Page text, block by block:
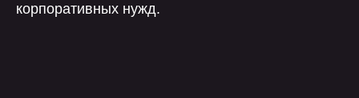
корпоративных нужд.